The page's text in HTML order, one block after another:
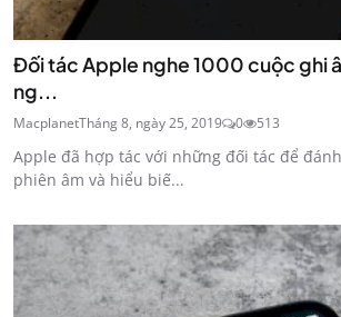
Đối tác Apple nghe 1000 cuộc ghi
ng...
MacplanetTháng 8, ngày 25, 2019 0 513
Apple đã hợp tác với những đối tác để
phiên âm và hiểu biế...